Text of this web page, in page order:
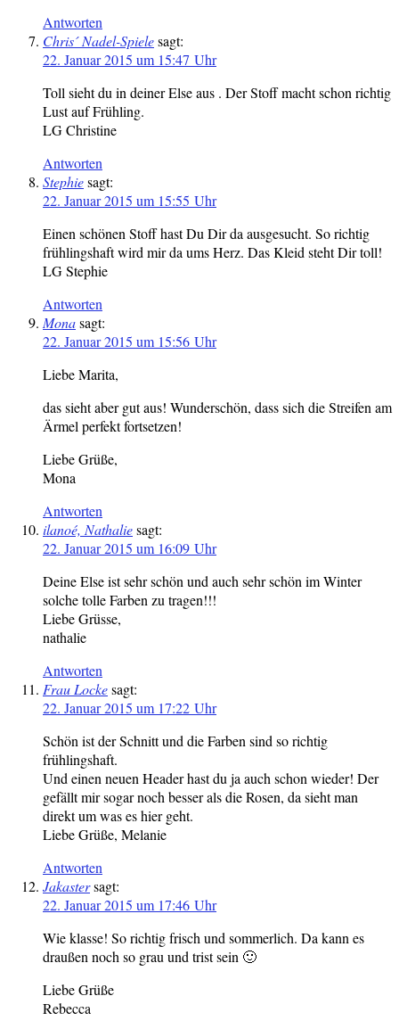
Antworten
Chris´ Nadel-Spielesagt:
22. Januar 2015 um 15:47 Uhr
Toll sieht du in deiner Else aus . Der Stoff macht schon richtig
Lust auf Frühling.
LG Christine
Antworten
Stephiesagt:
22. Januar 2015 um 15:55 Uhr
Einen schönen Stoff hast Du Dir da ausgesucht. So richtig
frühlingshaft wird mir da ums Herz. Das Kleid steht Dir toll!
LG Stephie
Antworten
Monasagt:
22. Januar 2015 um 15:56 Uhr
Liebe Marita,
das sieht aber gut aus! Wunderschön, dass sich die Streifen am
Ärmel perfekt fortsetzen!
Liebe Grüße,
Mona
Antworten
ilanoé, Nathaliesagt:
22. Januar 2015 um 16:09 Uhr
Deine Else ist sehr schön und auch sehr schön im Winter
solche tolle Farben zu tragen!!!
Liebe Grüsse,
nathalie
Antworten
Frau Lockesagt:
22. Januar 2015 um 17:22 Uhr
Schön ist der Schnitt und die Farben sind so richtig
frühlingshaft.
Und einen neuen Header hast du ja auch schon wieder! Der
gefällt mir sogar noch besser als die Rosen, da sieht man
direkt um was es hier geht.
Liebe Grüße, Melanie
Antworten
Jakastersagt:
22. Januar 2015 um 17:46 Uhr
Wie klasse! So richtig frisch und sommerlich. Da kann es
draußen noch so grau und trist sein 🙂
Liebe Grüße
Rebecca